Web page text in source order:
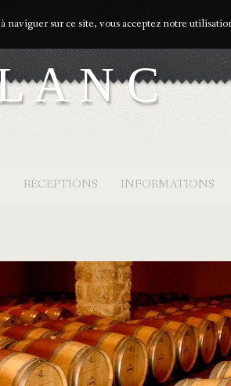
naviguer sur ce site, vous acceptez notre
A N C
RÉCEPTIONS INFORMATIONS